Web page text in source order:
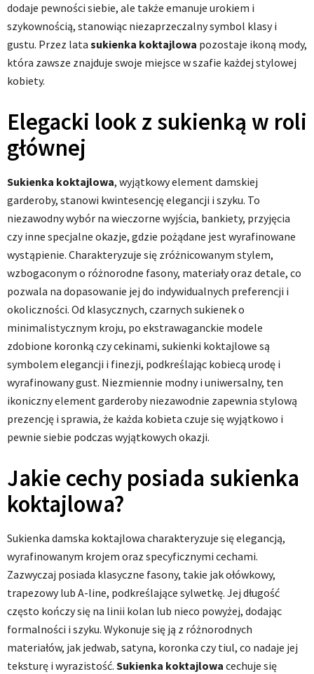
dodaje pewności siebie, ale także emanuje urokiem i
szykownością, stanowiąc niezaprzeczalny symbol klasy i
gustu. Przez lata sukienka koktajlowa pozostaje ikoną mody,
która zawsze znajduje swoje miejsce w szafie każdej stylowej
kobiety.
Elegacki look z sukienką w roli
głównej
Sukienka koktajlowa, wyjątkowy element damskiej
garderoby, stanowi kwintesencję elegancji i szyku. To
niezawodny wybór na wieczorne wyjścia, bankiety, przyjęcia
czy inne specjalne okazje, gdzie pożądane jest wyrafinowane
wystąpienie. Charakteryzuje się zróżnicowanym stylem,
wzbogaconym o różnorodne fasony, materiały oraz detale, co
pozwala na dopasowanie jej do indywidualnych preferencji i
okoliczności. Od klasycznych, czarnych sukienek o
minimalistycznym kroju, po ekstrawaganckie modele
zdobione koronką czy cekinami, sukienki koktajlowe są
symbolem elegancji i finezji, podkreślając kobiecą urodę i
wyrafinowany gust. Niezmiennie modny i uniwersalny, ten
ikoniczny element garderoby niezawodnie zapewnia stylową
prezencję i sprawia, że każda kobieta czuje się wyjątkowo i
pewnie siebie podczas wyjątkowych okazji.
Jakie cechy posiada sukienka
koktajlowa?
Sukienka damska koktajlowa charakteryzuje się elegancją,
wyrafinowanym krojem oraz specyficznymi cechami.
Zazwyczaj posiada klasyczne fasony, takie jak ołówkowy,
trapezowy lub A-line, podkreślające sylwetkę. Jej długość
często kończy się na linii kolan lub nieco powyżej, dodając
formalności i szyku. Wykonuje się ją z różnorodnych
materiałów, jak jedwab, satyna, koronka czy tiul, co nadaje jej
teksturę i wyrazistość. Sukienka koktajlowa cechuje się